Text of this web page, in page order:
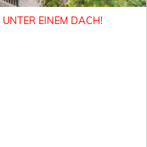
EINEM DACH!